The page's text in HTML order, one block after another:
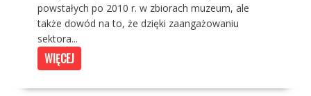
powstałych po 2010 r. w zbiorach muzeum, ale
także dowód na to, że dzięki zaangażowaniu
sektora...
WIĘCEJ